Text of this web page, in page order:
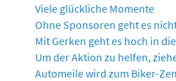
Viele glückliche Momente
Ohne Sponsoren geht es
Mit Gerken geht es hoch in
Um der Aktion zu helfen,
Automeile wird zum Biker-